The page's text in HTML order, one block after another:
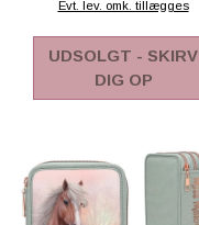
Evt. lev. omk. tillægges
UDSOLGT - SKIRV
DIG OP